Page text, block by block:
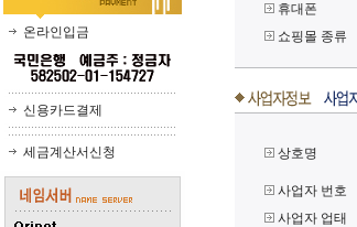
온라인입금
신용카드결제
세금계산서신청
휴대폰
쇼핑몰 종류
상호명
사업자 번호
사업자 업태